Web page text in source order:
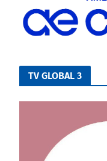
TV GLOBAL 3